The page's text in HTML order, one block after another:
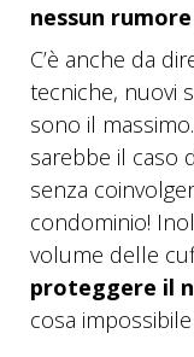
nessun rumore
C’è anche da
tecniche, nuovi
sono il
sarebbe il caso
senza
condominio!
volume delle
proteggere il
cosa